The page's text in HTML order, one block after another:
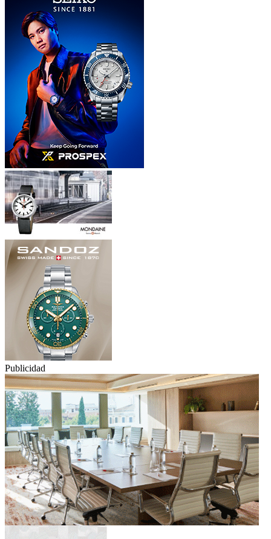
Publicidad